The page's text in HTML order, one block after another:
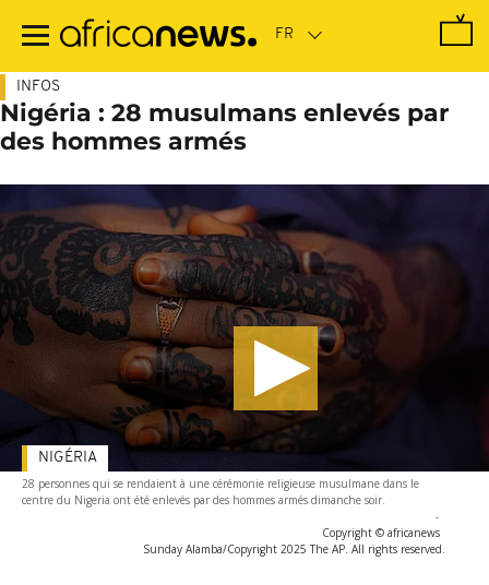
contenu
INFOS
Nigéria : 28 musulmans enlevés par
des hommes armés
28 personnes qui se rendaient à une cérémonie religieuse musulmane dans le
centre du Nigeria ont été enlevés par des hommes armés dimanche soir.
-
Copyright © africanews
Sunday Alamba/Copyright 2025 The AP. All rights reserved.
NIGÉRIA